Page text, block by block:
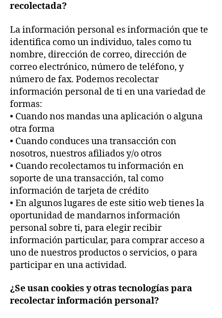
recolectada?
La información personal es información que te
identifica como un individuo, tales como tu
nombre, dirección de correo, dirección de
correo electrónico, número de teléfono, y
número de fax. Podemos recolectar
información personal de ti en una variedad de
formas:
• Cuando nos mandas una aplicación o alguna
otra forma
• Cuando conduces una transacción con
nosotros, nuestros afiliados y/o otros
• Cuando recolectamos tu información en
soporte de una transacción, tal como
información de tarjeta de crédito
• En algunos lugares de este sitio web tienes la
oportunidad de mandarnos información
personal sobre ti, para elegir recibir
información particular, para comprar acceso a
uno de nuestros productos o servicios, o para
participar en una actividad.
¿Se usan cookies y otras tecnologías para
recolectar información personal?